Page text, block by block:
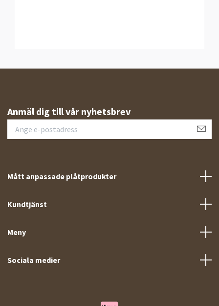
Anmäl dig till vår nyhetsbrev
Mått anpassade plåtprodukter
Kundtjänst
Meny
Sociala medier